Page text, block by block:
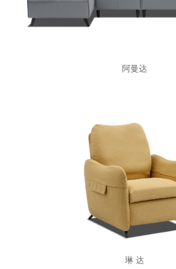
阿曼达
琳 达